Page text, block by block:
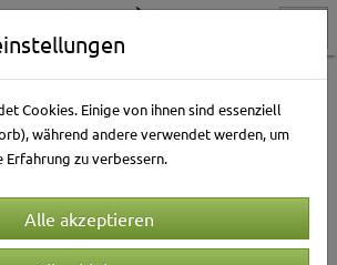
& Garten Katzenklappen
Cookies. Einige von ihnen sind essenziell
während andere verwendet werden, um
Erfahrung zu verbessern.